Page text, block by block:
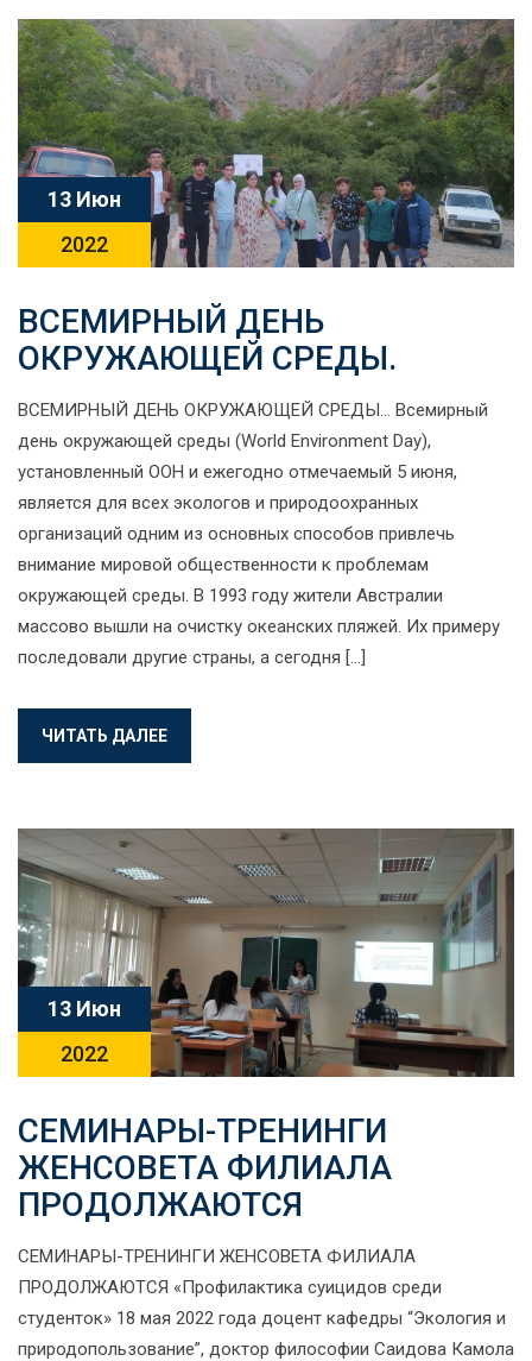
13 Июн
2022
ВСЕМИРНЫЙ ДЕНЬ
ОКРУЖАЮЩЕЙ СРЕДЫ.
ВСЕМИРНЫЙ ДЕНЬ ОКРУЖАЮЩЕЙ СРЕДЫ… Всемирный
день окружающей среды (World Environment Day),
установленный ООН и ежегодно отмечаемый 5 июня,
является для всех экологов и природоохранных
организаций одним из основных способов привлечь
внимание мировой общественности к проблемам
окружающей среды. В 1993 году жители Австралии
массово вышли на очистку океанских пляжей. Их примеру
последовали другие страны, а сегодня […]
ЧИТАТЬ ДАЛЕЕ
13 Июн
2022
СЕМИНАРЫ-ТРЕНИНГИ
ЖЕНСОВЕТА ФИЛИАЛА
ПРОДОЛЖАЮТСЯ
СЕМИНАРЫ-ТРЕНИНГИ ЖЕНСОВЕТА ФИЛИАЛА
ПРОДОЛЖАЮТСЯ «Профилактика суицидов среди
студенток» 18 мая 2022 года доцент кафедры “Экология и
природопользование”, доктор философии Саидова Камола